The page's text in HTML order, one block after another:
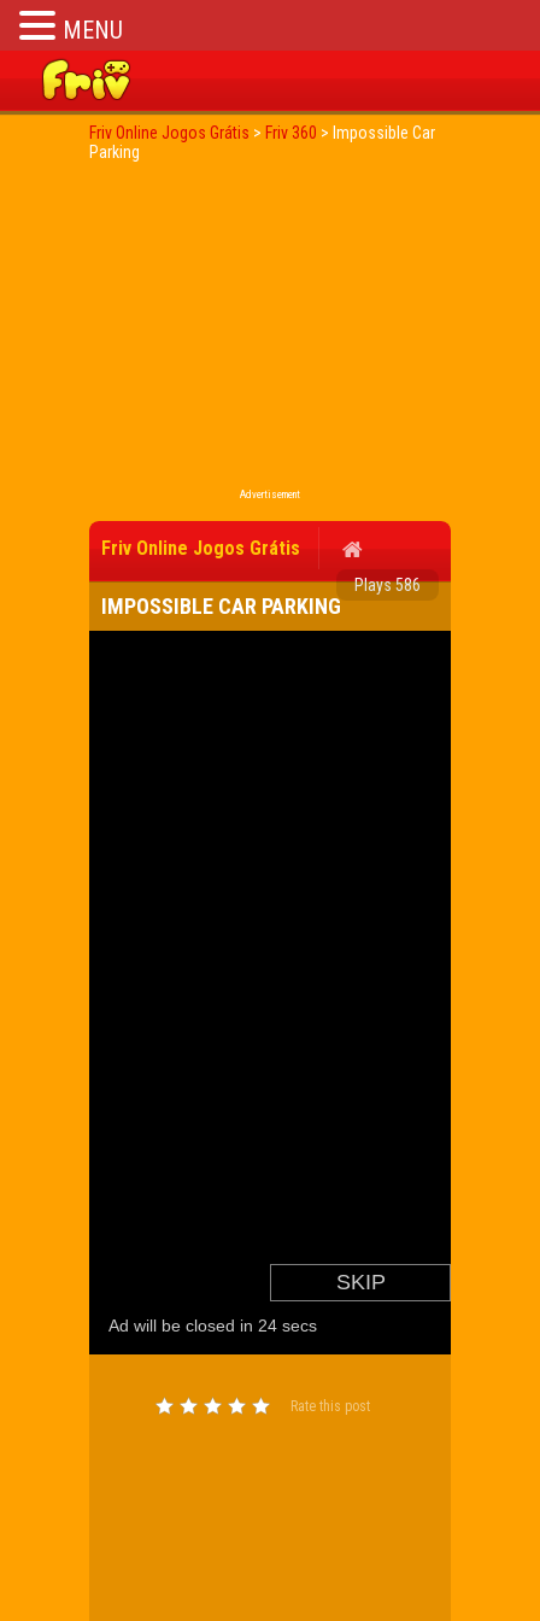
Friv Online Jogos Grátis > Friv 360 > Impossible Car
Parking
Advertisement
Friv Online Jogos Grátis
Plays 586
IMPOSSIBLE CAR PARKING
Rate this post
MENU